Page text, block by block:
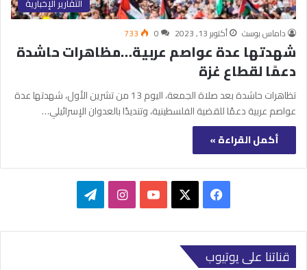
التقارير الإخبارية
داماس بوست أكتوبر 13, 2023 0
733
شهدتها عدة عواصم عربية…مظاهرات حاشدة
دعمًا لقطاع غزة
تظاهرات حاشدة بعد صلاة الجمعة، اليوم 13 من تشرين الأول، شهدتها عدة
عواصم عربية دعمًا للقضية الفلسطينية، وتنديدًا بالعدوان الإسرائيلي…
أكمل القراءة »
فيسبوك ‫YouTubeانستقرامتيلقرام
قناتنا على يوتيوب